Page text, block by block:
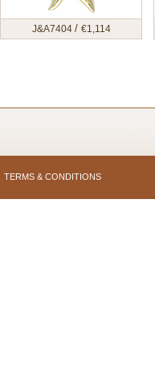
J&A7404 / €1,114
TERMS & CONDITIONS